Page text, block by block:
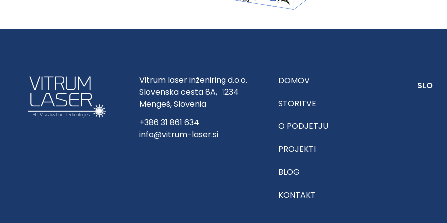
Vitrum laser inženiring d.o.o.
Slovenska cesta 8A, 1234
Mengeš, Slovenia
+386 31 861 634
info@vitrum-laser.si
DOMOV
STORITVE
O PODJETJU
PROJEKTI
BLOG
KONTAKT
SLO